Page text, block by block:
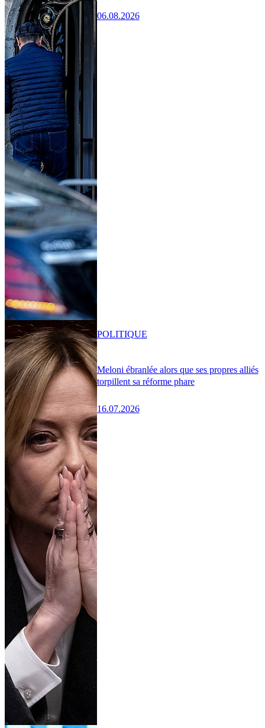
06.08.2026
Meloni ébranlée alors que ses propres alliés
torpillent sa réforme phare
16.07.2026
POLITIQUE